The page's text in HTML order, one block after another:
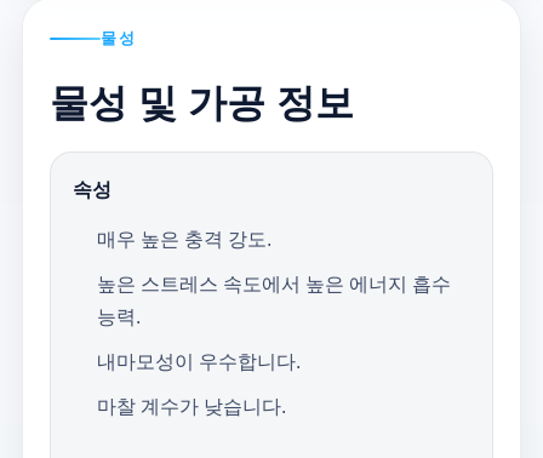
물성
물성 및 가공 정보
속성
매우 높은 충격 강도.
높은 스트레스 속도에서 높은 에너지 흡수
능력.
내마모성이 우수합니다.
마찰 계수가 낮습니다.